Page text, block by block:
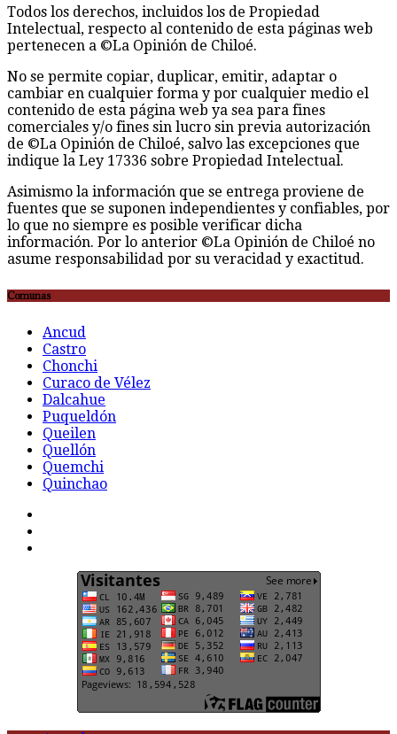
Todos los derechos, incluidos los de Propiedad
Intelectual, respecto al contenido de esta páginas web
pertenecen a ©La Opinión de Chiloé.
No se permite copiar, duplicar, emitir, adaptar o
cambiar en cualquier forma y por cualquier medio el
contenido de esta página web ya sea para fines
comerciales y/o fines sin lucro sin previa autorización
de ©La Opinión de Chiloé, salvo las excepciones que
indique la Ley 17336 sobre Propiedad Intelectual.
Asimismo la información que se entrega proviene de
fuentes que se suponen independientes y confiables, por
lo que no siempre es posible verificar dicha
información. Por lo anterior ©La Opinión de Chiloé no
asume responsabilidad por su veracidad y exactitud.
Comunas
Ancud
Castro
Chonchi
Curaco de Vélez
Dalcahue
Puqueldón
Queilen
Quellón
Quemchi
Quinchao